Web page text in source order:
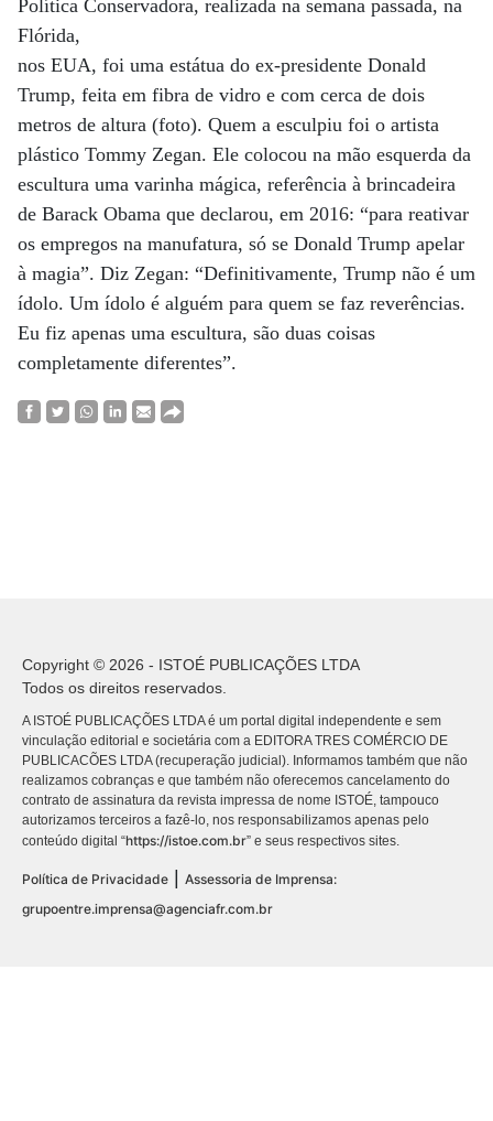
Política Conservadora, realizada na semana passada, na
Flórida,
nos EUA, foi uma estátua do ex-presidente Donald
Trump, feita em fibra de vidro e com cerca de dois
metros de altura (foto). Quem a esculpiu foi o artista
plástico Tommy Zegan. Ele colocou na mão esquerda da
escultura uma varinha mágica, referência à brincadeira
de Barack Obama que declarou, em 2016: “para reativar
os empregos na manufatura, só se Donald Trump apelar
à magia”. Diz Zegan: “Definitivamente, Trump não é um
ídolo. Um ídolo é alguém para quem se faz reverências.
Eu fiz apenas uma escultura, são duas coisas
completamente diferentes”.
Copyright © 2026 - ISTOÉ PUBLICAÇÕES LTDA
Todos os direitos reservados.
A ISTOÉ PUBLICAÇÕES LTDA é um portal digital independente e sem
vinculação editorial e societária com a EDITORA TRES COMÉRCIO DE
PUBLICACÕES LTDA (recuperação judicial). Informamos também que não
realizamos cobranças e que também não oferecemos cancelamento do
contrato de assinatura da revista impressa de nome ISTOÉ, tampouco
autorizamos terceiros a fazê-lo, nos responsabilizamos apenas pelo
conteúdo digital “https://istoe.com.br” e seus respectivos sites.
Política de Privacidade
Assessoria de Imprensa:
grupoentre.imprensa@agenciafr.com.br